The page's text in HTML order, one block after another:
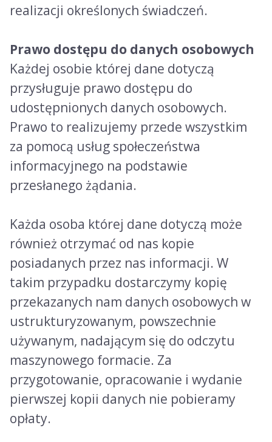
realizacji określonych świadczeń.
Prawo dostępu do danych osobowych
Każdej osobie której dane dotyczą
przysługuje prawo dostępu do
udostępnionych danych osobowych.
Prawo to realizujemy przede wszystkim
za pomocą usług społeczeństwa
informacyjnego na podstawie
przesłanego żądania.
Każda osoba której dane dotyczą może
również otrzymać od nas kopie
posiadanych przez nas informacji. W
takim przypadku dostarczymy kopię
przekazanych nam danych osobowych w
ustrukturyzowanym, powszechnie
używanym, nadającym się do odczytu
maszynowego formacie. Za
przygotowanie, opracowanie i wydanie
pierwszej kopii danych nie pobieramy
opłaty.